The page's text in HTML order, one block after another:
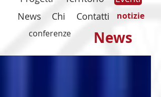
News
Chi Contatti
notizie
conferenze
News